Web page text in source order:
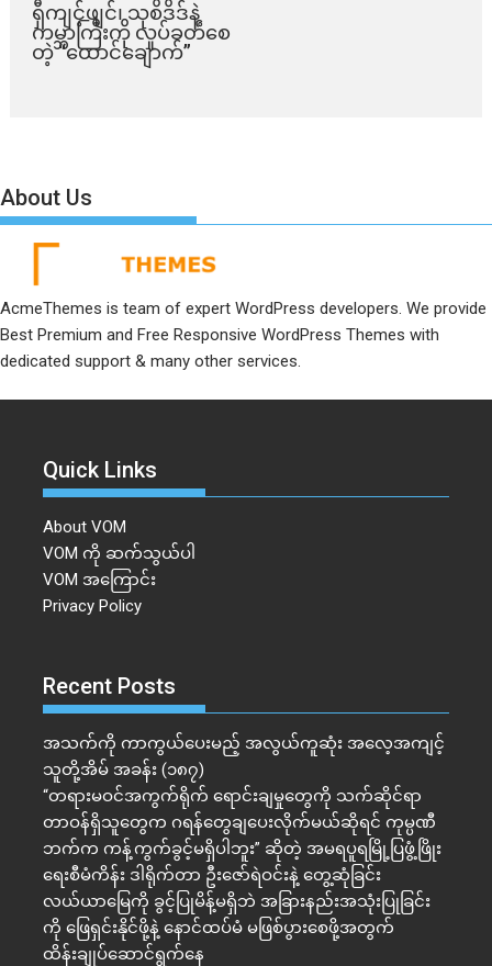
ရှီကျင့်ဖျင်၊ သုစိဒိဒ်နဲ့
ကမ္ဘာကြီးကို လှုပ်ခတ်စေ
တဲ့ “ထောင်ချောက်”
About Us
AcmeThemes is team of expert WordPress developers. We provide
Best Premium and Free Responsive WordPress Themes with
dedicated support & many other services.
Quick Links
About VOM
VOM ကို ဆက်သွယ်ပါ
VOM အကြောင်း
Privacy Policy
Recent Posts
အသက်ကို ကာကွယ်ပေးမည့် အလွယ်ကူဆုံး အလေ့အကျင့်
သူတို့အိမ် အခန်း (၁၈၇)
“တရားမဝင်အကွက်ရိုက် ရောင်းချမှုတွေကို သက်ဆိုင်ရာ
တာဝန်ရှိသူတွေက ဂရန်တွေချပေးလိုက်မယ်ဆိုရင် ကုမ္ပဏီ
ဘက်က ကန့်ကွက်ခွင့်မရှိပါဘူး” ဆိုတဲ့ အမရပူရမြို့ပြဖွံ့ဖြိုး
ရေးစီမံကိန်း ဒါရိုက်တာ ဦးဇော်ရဲဝင်းနဲ့ တွေ့ဆုံခြင်း
လယ်ယာမြေကို ခွင့်ပြုမိန့်မရှိဘဲ အခြားနည်းအသုံးပြုခြင်း
ကို ဖြေရှင်းနိုင်ဖို့နဲ့ နောင်ထပ်မံ မဖြစ်ပွားစေဖို့အတွက်
ထိန်းချုပ်ဆောင်ရွက်နေ